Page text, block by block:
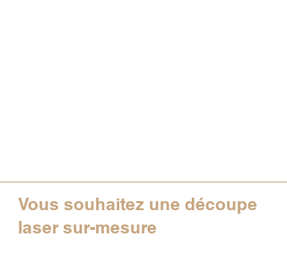
Vous souhaitez une découpe
laser sur-mesure